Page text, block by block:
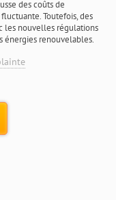
des coûts de
Toutefois, des
les nouvelles régulations
énergies renouvelables.